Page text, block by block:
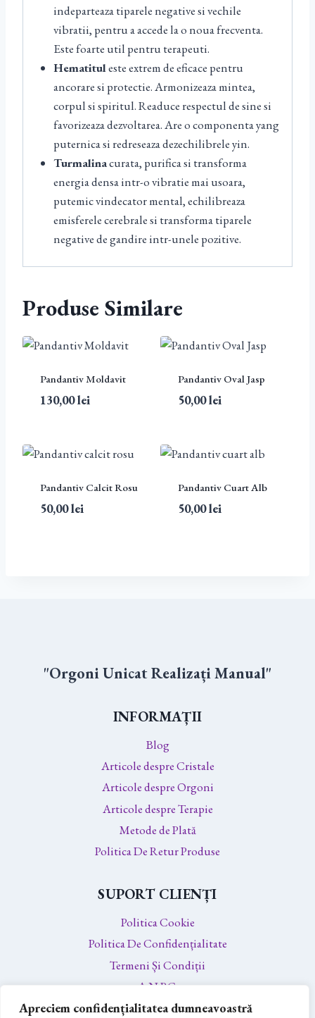
Apreciem confidențialitatea dumneavoastră
indeparteaza tiparele negative si vechile
vibratii, pentru a accede la o noua frecventa.
Este foarte util pentru terapeuti.
Hematituleste extrem de eficace pentru
ancorare si protectie. Armonizeaza mintea,
corpul si spiritul. Readuce respectul de sine si
favorizeaza dezvoltarea. Are o componenta yang
puternica si redreseaza dezechilibrele yin.
Turmalinacurata, purifica si transforma
energia densa intr-o vibratie mai usoara,
putemic vindecator mental, echilibreaza
emisferele cerebrale si transforma tiparele
negative de gandire intr-unele pozitive.
Produse Similare
Pandantiv Moldavit
130,00lei
Pandantiv Oval Jasp
50,00lei
Pandantiv Calcit Rosu
50,00lei
Pandantiv Cuart Alb
50,00lei
"Orgoni Unicat Realizați Manual"
INFORMAȚII
Blog
Articole despre Cristale
Articole despre Orgoni
Articole despre Terapie
Metode de Plată
Politica De Retur Produse
SUPORT CLIENȚI
Politica Cookie
Politica De Confidențialitate
Termeni Și Condiții
A.N.P.C.
A.N.P.C. – SAL